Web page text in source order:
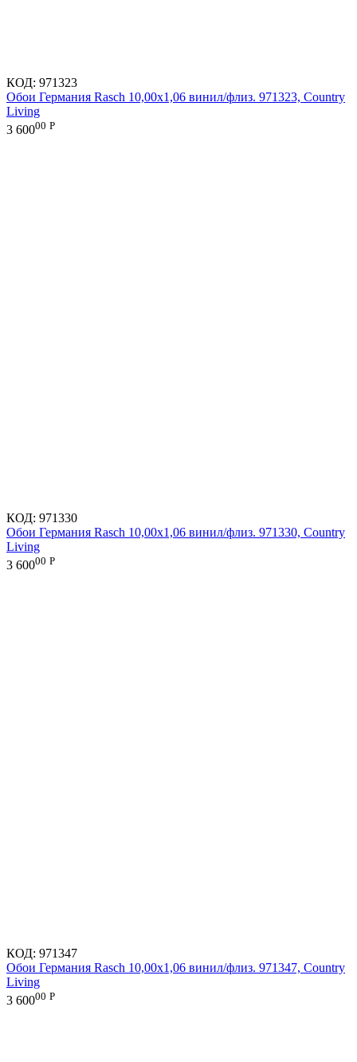
КОД: 971323
Обои Германия Rasch 10,00x1,06 винил/флиз. 971323, Country
Living
3 60000 Р
КОД: 971330
Обои Германия Rasch 10,00x1,06 винил/флиз. 971330, Country
Living
3 60000 Р
КОД: 971347
Обои Германия Rasch 10,00x1,06 винил/флиз. 971347, Country
Living
3 60000 Р